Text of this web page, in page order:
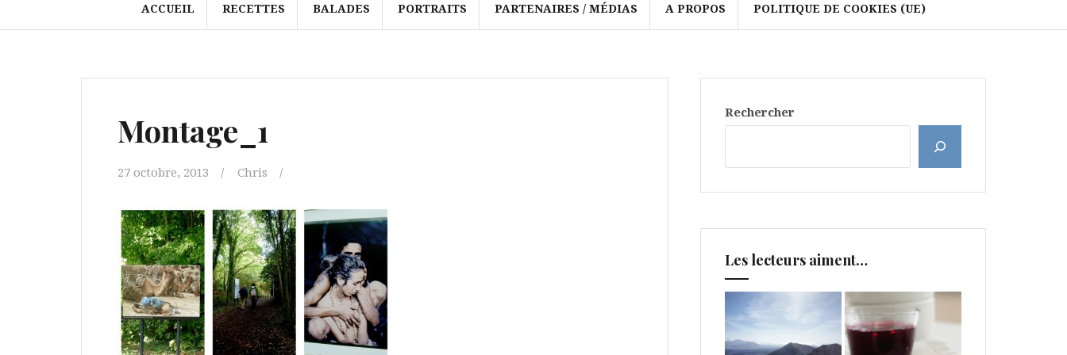
ACCUEIL RECETTES BALADES PORTRAITS PARTENAIRES / MÉDIAS A PROPOS POLITIQUE DE COOKIES (UE)
Montage_1
27 octobre, 2013 Chris
Rechercher
Les lecteurs aiment…